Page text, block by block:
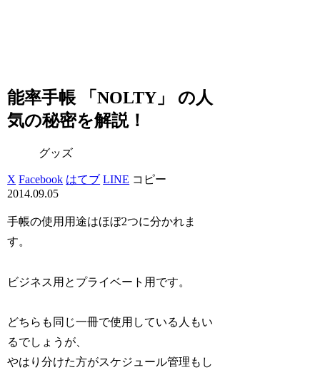
能率手帳 「NOLTY」 の人
気の秘密を解説！
グッズ
X Facebook はてブ LINE コピー
2014.09.05
手帳の使用用途はほぼ2つに分かれま
す。
ビジネス用とプライベート用です。
どちらも同じ一冊で使用している人もい
るでしょうが、
やはり分けた方がスケジュール管理もし